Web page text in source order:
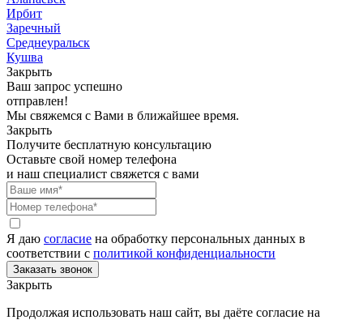
Ирбит
Заречный
Среднеуральск
Кушва
Закрыть
Ваш запрос успешно
отправлен!
Мы свяжемся с Вами в ближайшее время.
Закрыть
Получите бесплатную консультацию
Оставьте свой номер телефона
и наш специалист свяжется с вами
Я даю согласие на обработку персональных данных в
соответствии с политикой конфиденциальности
Закрыть
Продолжая использовать наш сайт, вы даёте согласие на